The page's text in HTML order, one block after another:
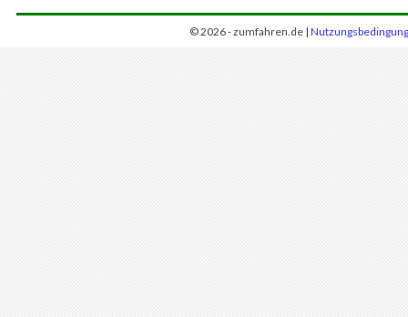
© 2026 - zumfahren.de |